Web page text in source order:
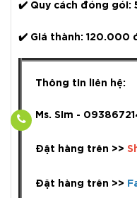
✔️ Quy cách đóng gói:
✔️ Giá thành: 120.000
Thông tin liên hệ:
Ms. Sim -
Đặt hàng trên >>
Đặt hàng trên >>